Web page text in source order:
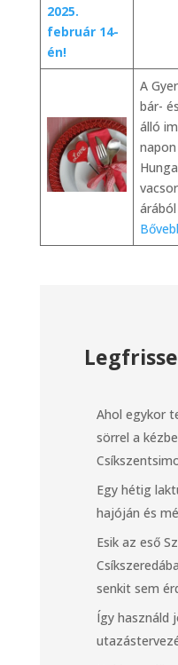
2025.
február 14-
én!
A
bár-
álló
Ahol egykor
sörrel a
Egy hétig
hajóján és
Esik az eső
senkit sem
Így használd